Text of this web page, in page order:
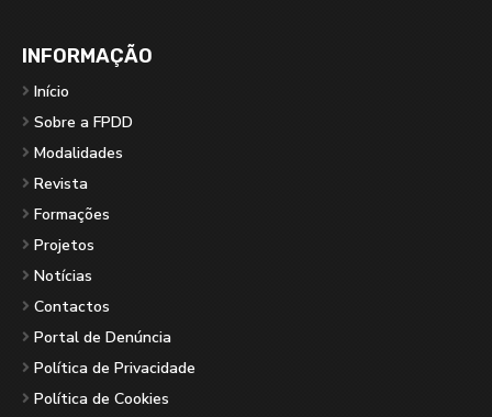
INFORMAÇÃO
Início
Sobre a FPDD
Modalidades
Revista
Formações
Projetos
Notícias
Contactos
Portal de Denúncia
Política de Privacidade
Política de Cookies